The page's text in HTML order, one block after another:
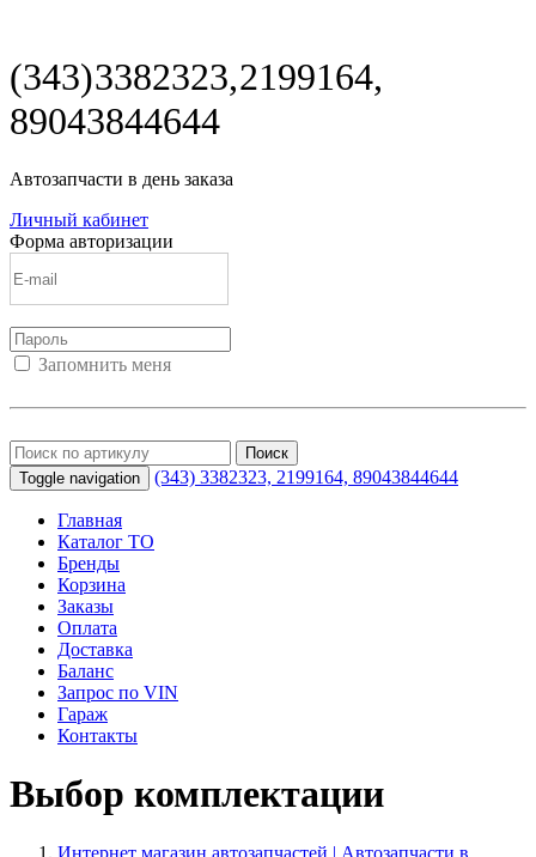
(343) 3382323, 2199164,
89043844644
Автозапчасти в день заказа
Личный кабинет
Форма авторизации
Запомнить меня
Поиск
Toggle navigation
(343) 3382323, 2199164, 89043844644
Главная
Каталог ТО
Бренды
Корзина
Заказы
Оплата
Доставка
Баланс
Запрос по VIN
Гараж
Контакты
Выбор комплектации
Интернет магазин автозапчастей | Автозапчасти в